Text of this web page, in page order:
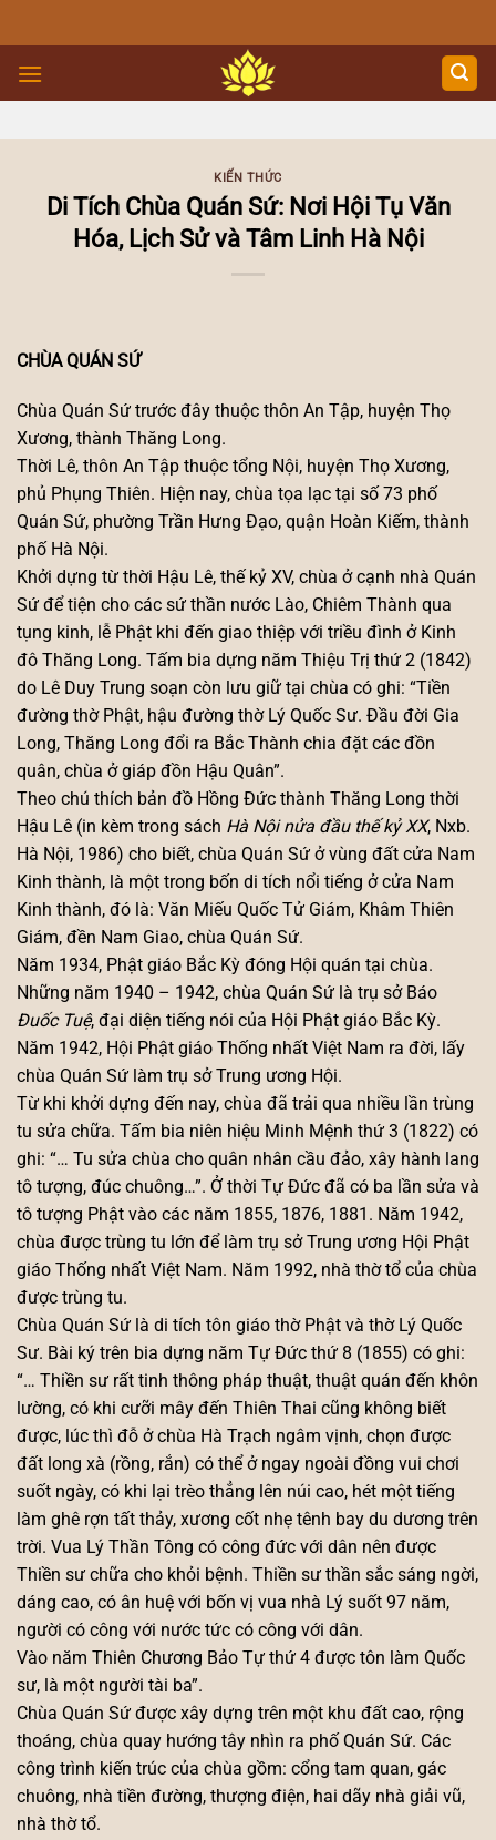
to
content
KIẾN THỨC
Di Tích Chùa Quán Sứ: Nơi Hội Tụ Văn
Hóa, Lịch Sử và Tâm Linh Hà Nội
CHÙA QUÁN SỨ
Chùa Quán Sứ trước đây thuộc thôn An Tập, huyện Thọ
Xương, thành Thăng Long.
Thời Lê, thôn An Tập thuộc tổng Nội, huyện Thọ Xương,
phủ Phụng Thiên. Hiện nay, chùa tọa lạc tại số 73 phố
Quán Sứ, phường Trần Hưng Đạo, quận Hoàn Kiếm, thành
phố Hà Nội.
Khởi dựng từ thời Hậu Lê, thế kỷ XV, chùa ở cạnh nhà Quán
Sứ để tiện cho các sứ thần nước Lào, Chiêm Thành qua
tụng kinh, lễ Phật khi đến giao thiệp với triều đình ở Kinh
đô Thăng Long. Tấm bia dựng năm Thiệu Trị thứ 2 (1842)
do Lê Duy Trung soạn còn lưu giữ tại chùa có ghi: “Tiền
đường thờ Phật, hậu đường thờ Lý Quốc Sư. Đầu đời Gia
Long, Thăng Long đổi ra Bắc Thành chia đặt các đồn
quân, chùa ở giáp đồn Hậu Quân”.
Theo chú thích bản đồ Hồng Đức thành Thăng Long thời
Hậu Lê (in kèm trong sách Hà Nội nửa đầu thế kỷ XX, Nxb.
Hà Nội, 1986) cho biết, chùa Quán Sứ ở vùng đất cửa Nam
Kinh thành, là một trong bốn di tích nổi tiếng ở cửa Nam
Kinh thành, đó là: Văn Miếu Quốc Tử Giám, Khâm Thiên
Giám, đền Nam Giao, chùa Quán Sứ.
Năm 1934, Phật giáo Bắc Kỳ đóng Hội quán tại chùa.
Những năm 1940 – 1942, chùa Quán Sứ là trụ sở Báo
Đuốc Tuệ, đại diện tiếng nói của Hội Phật giáo Bắc Kỳ.
Năm 1942, Hội Phật giáo Thống nhất Việt Nam ra đời, lấy
chùa Quán Sứ làm trụ sở Trung ương Hội.
Từ khi khởi dựng đến nay, chùa đã trải qua nhiều lần trùng
tu sửa chữa. Tấm bia niên hiệu Minh Mệnh thứ 3 (1822) có
ghi: “… Tu sửa chùa cho quân nhân cầu đảo, xây hành lang
tô tượng, đúc chuông…”. Ở thời Tự Đức đã có ba lần sửa và
tô tượng Phật vào các năm 1855, 1876, 1881. Năm 1942,
chùa được trùng tu lớn để làm trụ sở Trung ương Hội Phật
giáo Thống nhất Việt Nam. Năm 1992, nhà thờ tổ của chùa
được trùng tu.
Chùa Quán Sứ là di tích tôn giáo thờ Phật và thờ Lý Quốc
Sư. Bài ký trên bia dựng năm Tự Đức thứ 8 (1855) có ghi:
“… Thiền sư rất tinh thông pháp thuật, thuật quán đến khôn
lường, có khi cưỡi mây đến Thiên Thai cũng không biết
được, lúc thì đỗ ở chùa Hà Trạch ngâm vịnh, chọn được
đất long xà (rồng, rắn) có thể ở ngay ngoài đồng vui chơi
suốt ngày, có khi lại trèo thẳng lên núi cao, hét một tiếng
làm ghê rợn tất thảy, xương cốt nhẹ tênh bay du dương trên
trời. Vua Lý Thần Tông có công đức với dân nên được
Thiền sư chữa cho khỏi bệnh. Thiền sư thần sắc sáng ngời,
dáng cao, có ân huệ với bốn vị vua nhà Lý suốt 97 năm,
người có công với nước tức có công với dân.
Vào năm Thiên Chương Bảo Tự thứ 4 được tôn làm Quốc
sư, là một người tài ba”.
Chùa Quán Sứ được xây dựng trên một khu đất cao, rộng
thoáng, chùa quay hướng tây nhìn ra phố Quán Sứ. Các
công trình kiến trúc của chùa gồm: cổng tam quan, gác
chuông, nhà tiền đường, thượng điện, hai dãy nhà giải vũ,
nhà thờ tổ.